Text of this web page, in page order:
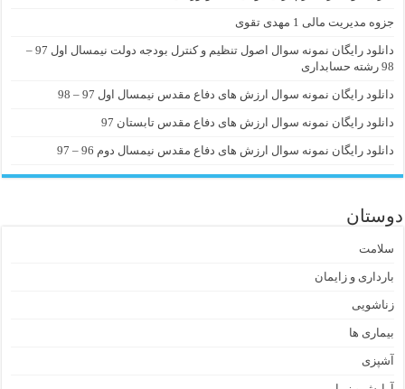
جزوه مدیریت مالی 1 مهدی تقوی
دانلود رایگان نمونه سوال اصول تنظیم و کنترل بودجه دولت نیمسال اول 97 –
98 رشته حسابداری
دانلود رایگان نمونه سوال ارزش های دفاع مقدس نیمسال اول 97 – 98
دانلود رایگان نمونه سوال ارزش های دفاع مقدس تابستان 97
دانلود رایگان نمونه سوال ارزش های دفاع مقدس نیمسال دوم 96 – 97
دوستان
سلامت
بارداری و زایمان
زناشویی
بیماری ها
آشپزی